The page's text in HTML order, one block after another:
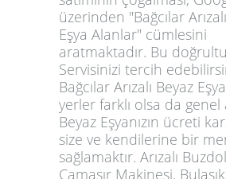
üzerinden "Bağcılar
Eşya Alanlar" cümlesini
aratmaktadır. Bu
Servisinizi tercih
Bağcılar Arızalı Beyaz
yerler farklı olsa da genel
Beyaz Eşyanızın ücreti
size ve kendilerine bir
sağlamaktır. Arızalı
Çamaşır Makinesi,